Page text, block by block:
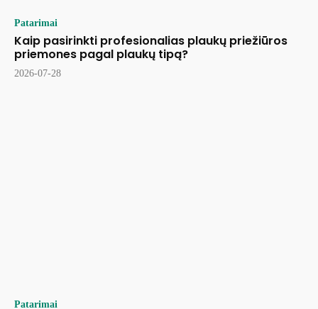
Patarimai
Kaip pasirinkti profesionalias plaukų priežiūros
priemones pagal plaukų tipą?
2026-07-28
Patarimai